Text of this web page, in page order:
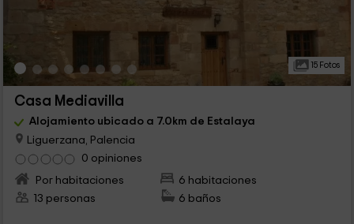
15 Fotos
Casa Mediavilla
Alojamiento ubicado a 7.0km de Estalaya
Liguerzana, Palencia
0 opiniones
Por habitaciones
6 habitaciones
13 personas
6 baños